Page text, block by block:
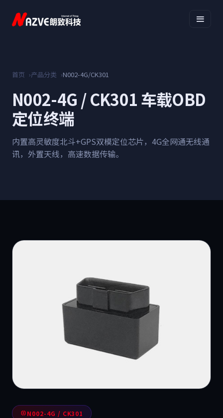
首页 产品分类 N002-4G/CK301
N002-4G / CK301 车载OBD
定位终端
内置高灵敏度北斗+GPS双模定位芯片，4G全网通无线通
讯，外置天线，高速数据传输。
N002-4G / CK301